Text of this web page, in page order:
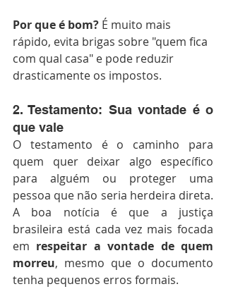
Por que é bom? É muito mais
rápido, evita brigas sobre "quem fica
com qual casa" e pode reduzir
drasticamente os impostos.
2. Testamento: Sua vontade é o
que vale
O testamento é o caminho para
quem quer deixar algo específico
para alguém ou proteger uma
pessoa que não seria herdeira direta.
A boa notícia é que a justiça
brasileira está cada vez mais focada
em respeitar a vontade de quem
morreu, mesmo que o documento
tenha pequenos erros formais.